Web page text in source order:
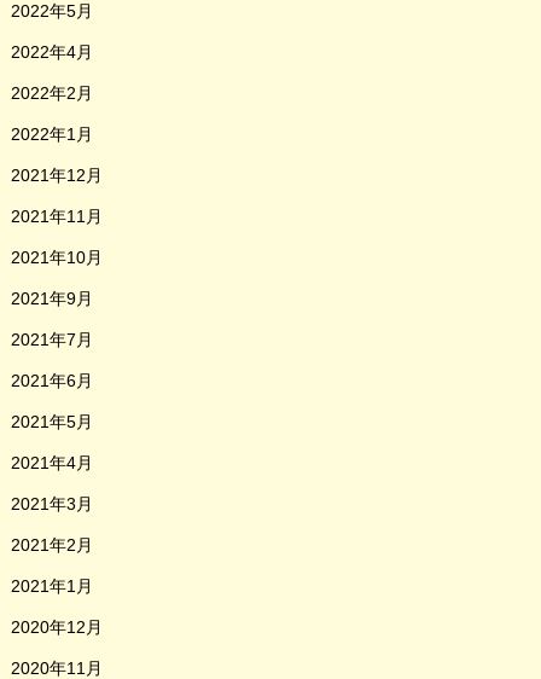
2022年5月
2022年4月
2022年2月
2022年1月
2021年12月
2021年11月
2021年10月
2021年9月
2021年7月
2021年6月
2021年5月
2021年4月
2021年3月
2021年2月
2021年1月
2020年12月
2020年11月